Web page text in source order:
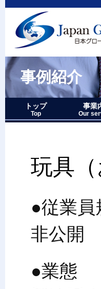
事例紹介
トップ
Top
事業
Our
事業内
1.グロ
2.人財
3.マー
玩具
●従業員
非公開
●業態